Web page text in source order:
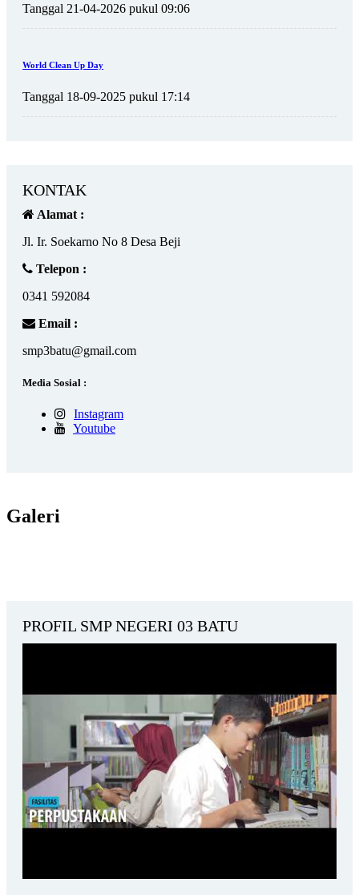
Tanggal 21-04-2026 pukul 09:06
World Clean Up Day
Tanggal 18-09-2025 pukul 17:14
KONTAK
Alamat :
Jl. Ir. Soekarno No 8 Desa Beji
Telepon :
0341 592084
Email :
smp3batu@gmail.com
Media Sosial :
Instagram
Youtube
Galeri
PROFIL SMP NEGERI 03 BATU